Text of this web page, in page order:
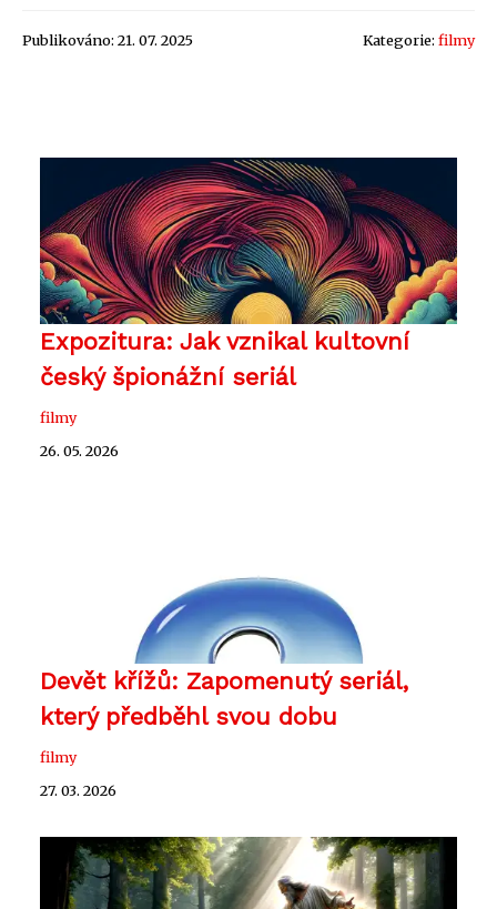
Publikováno: 21. 07. 2025 Kategorie: filmy
Expozitura: Jak vznikal kultovní
český špionážní seriál
filmy
26. 05. 2026
Devět křížů: Zapomenutý seriál,
který předběhl svou dobu
filmy
27. 03. 2026